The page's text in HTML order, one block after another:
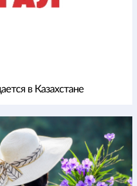
в Казахстане